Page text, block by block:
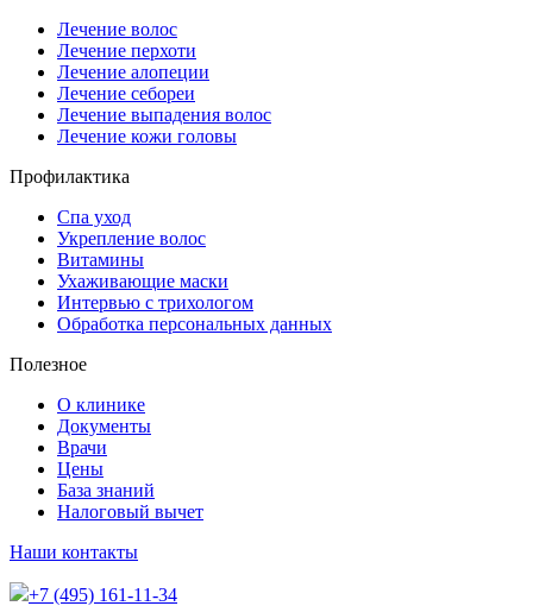
Лечение волос
Лечение перхоти
Лечение алопеции
Лечение себореи
Лечение выпадения волос
Лечение кожи головы
Профилактика
Спа уход
Укрепление волос
Витамины
Ухаживающие маски
Интервью с трихологом
Обработка персональных данных
Полезное
О клинике
Документы
Врачи
Цены
База знаний
Налоговый вычет
Наши контакты
+7 (495) 161-11-34